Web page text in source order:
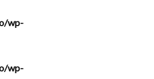
wp-
wp-